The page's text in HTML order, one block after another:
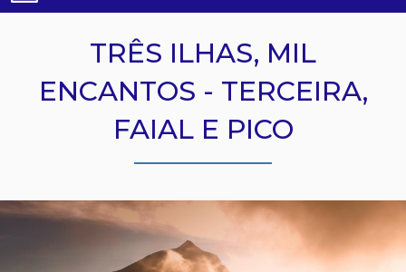
TRÊS ILHAS, MIL
ENCANTOS - TERCEIRA,
FAIAL E PICO